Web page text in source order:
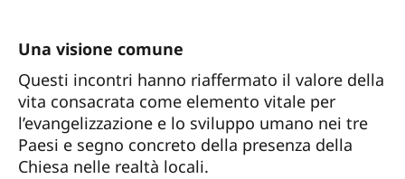
Una visione comune
Questi incontri hanno riaffermato il valore della
vita consacrata come elemento vitale per
l’evangelizzazione e lo sviluppo umano nei tre
Paesi e segno concreto della presenza della
Chiesa nelle realtà locali.